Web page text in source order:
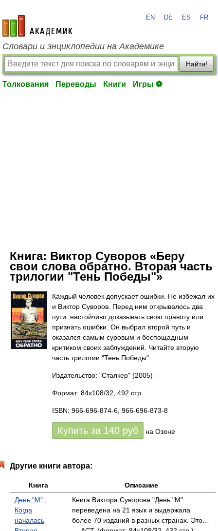
academic.ru
EN DE ES FR
Словари и энциклопедии на Академике
Найти!
Толкования Переводы Книги Игры ⚽
Книга: Виктор Суворов «Беру
свои слова обратно. Вторая часть
трилогии "Тень Победы"»
Каждый человек допускает ошибки. Не избежал их
и Виктор Суворов. Перед ним открывалось два
пути: настойчиво доказывать свою правоту или
признать ошибки. Он выбрал второй путь и
оказался самым суровым и беспощадным
критиком своих заблуждений. Читайте вторую
часть трилогии "Тень Победы" .
Издательство: "Сталкер" (2005)
Формат: 84x108/32, 492 стр.
ISBN: 966-696-874-6, 966-696-873-8
Купить за 140 руб на Озоне
Другие книги автора:
Книга
Описание
День "М" .
Когда
началась
Книга Виктора Суворова "День "М"
переведена на 21 язык и выдержала
более 70 изданий в разных странах. Это…